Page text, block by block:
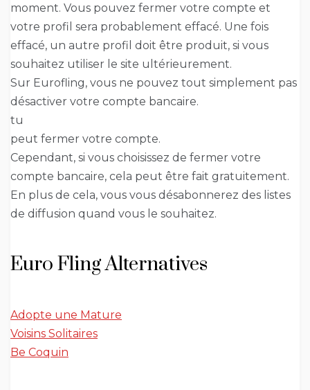
moment. Vous pouvez fermer votre compte et
votre profil sera probablement effacé. Une fois
effacé, un autre profil doit être produit, si vous
souhaitez utiliser le site ultérieurement.
Sur Eurofling, vous ne pouvez tout simplement pas
désactiver votre compte bancaire.
tu
peut fermer votre compte.
Cependant, si vous choisissez de fermer votre
compte bancaire, cela peut être fait gratuitement.
En plus de cela, vous vous désabonnerez des listes
de diffusion quand vous le souhaitez.
Euro Fling Alternatives
Adopte une Mature
Voisins Solitaires
Be Coquin